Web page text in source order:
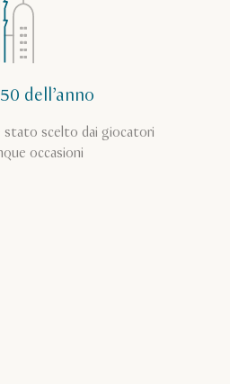
dell’anno
stato scelto dai giocatori
occasioni